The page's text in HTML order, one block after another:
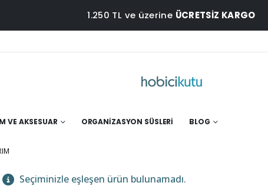
1.250 TL ve üzerine ÜCRETSİZ KARGO
VE AKSESUAR ORGANIZASYON SÜSLERI BLOG
Seçiminizle eşleşen ürün bulunamadı.